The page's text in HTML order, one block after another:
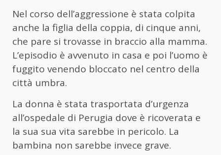
Nel corso dell’aggressione è stata colpita
anche la figlia della coppia, di cinque anni,
che pare si trovasse in braccio alla mamma.
L’episodio è avvenuto in casa e poi l’uomo è
fuggito venendo bloccato nel centro della
città umbra.
La donna è stata trasportata d’urgenza
all’ospedale di Perugia dove è ricoverata e
la sua sua vita sarebbe in pericolo. La
bambina non sarebbe invece grave.